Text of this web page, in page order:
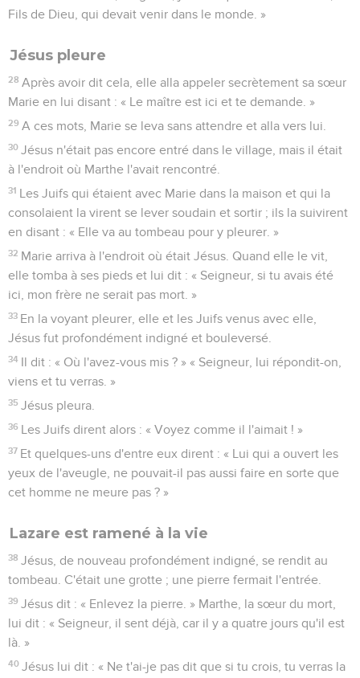
Fils de Dieu, qui devait venir dans le monde. »
Jésus pleure
28 Après avoir dit cela, elle alla appeler secrètement sa sœur
Marie en lui disant : « Le maître est ici et te demande. »
29 A ces mots, Marie se leva sans attendre et alla vers lui.
30 Jésus n'était pas encore entré dans le village, mais il était
à l'endroit où Marthe l'avait rencontré.
31 Les Juifs qui étaient avec Marie dans la maison et qui la
consolaient la virent se lever soudain et sortir ; ils la suivirent
en disant : « Elle va au tombeau pour y pleurer. »
32 Marie arriva à l'endroit où était Jésus. Quand elle le vit,
elle tomba à ses pieds et lui dit : « Seigneur, si tu avais été
ici, mon frère ne serait pas mort. »
33 En la voyant pleurer, elle et les Juifs venus avec elle,
Jésus fut profondément indigné et bouleversé.
34 Il dit : « Où l'avez-vous mis ? » « Seigneur, lui répondit-on,
viens et tu verras. »
35 Jésus pleura.
36 Les Juifs dirent alors : « Voyez comme il l'aimait ! »
37 Et quelques-uns d'entre eux dirent : « Lui qui a ouvert les
yeux de l'aveugle, ne pouvait-il pas aussi faire en sorte que
cet homme ne meure pas ? »
Lazare est ramené à la vie
38 Jésus, de nouveau profondément indigné, se rendit au
tombeau. C'était une grotte ; une pierre fermait l'entrée.
39 Jésus dit : « Enlevez la pierre. » Marthe, la sœur du mort,
lui dit : « Seigneur, il sent déjà, car il y a quatre jours qu'il est
là. »
40 Jésus lui dit : « Ne t'ai-je pas dit que si tu crois, tu verras la